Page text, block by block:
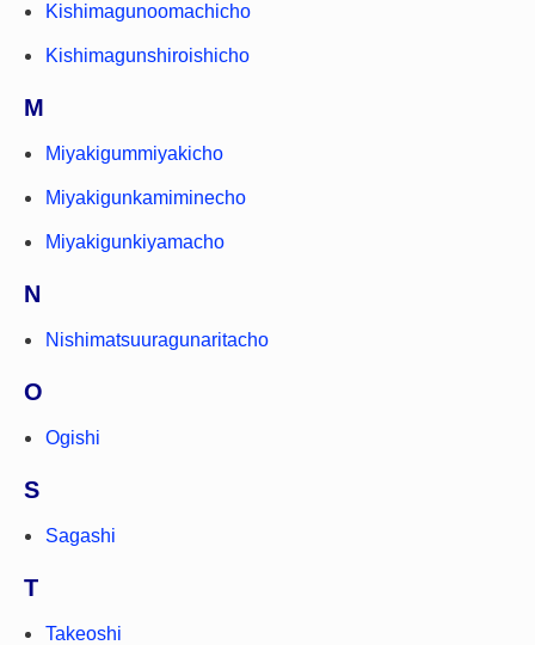
Kishimagunoomachicho
Kishimagunshiroishicho
M
Miyakigummiyakicho
Miyakigunkamiminecho
Miyakigunkiyamacho
N
Nishimatsuuragunaritacho
O
Ogishi
S
Sagashi
T
Takeoshi